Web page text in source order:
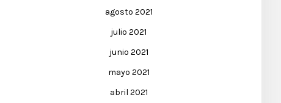
agosto 2021
julio 2021
junio 2021
mayo 2021
abril 2021